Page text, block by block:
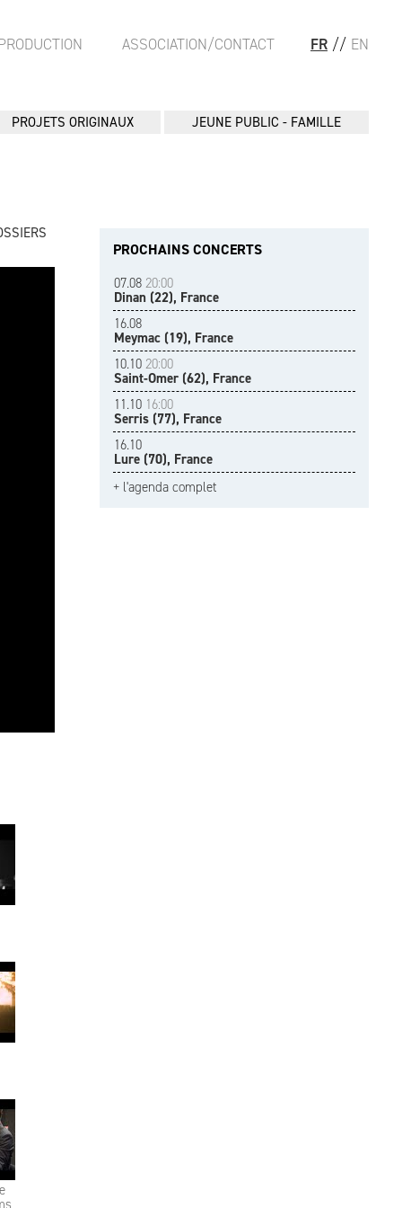
FR // EN
ASSOCIATION/CONTACT
PROJETS ORIGINAUX JEUNE PUBLIC - FAMILLE
PROCHAINS CONCERTS
07.08 20:00
Dinan (22), France
16.08
Meymac (19), France
10.10 20:00
Saint-Omer (62), France
11.10 16:00
Serris (77), France
16.10
Lure (70), France
+ l'agenda complet